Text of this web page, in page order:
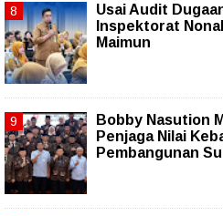
Usai Audit
Inspektorat
Maimun
Bobby Nasution
Penjaga Nilai
Pembangunan